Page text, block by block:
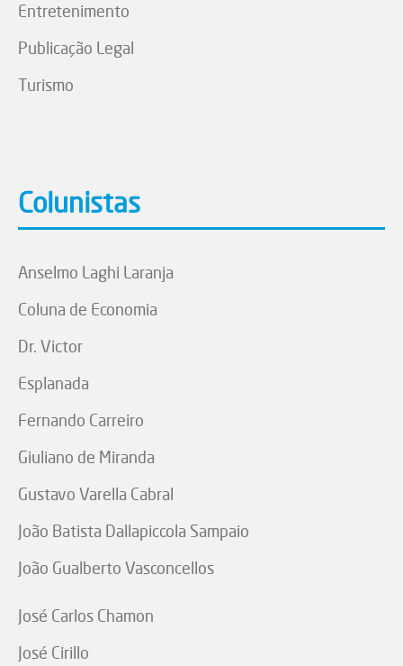
Entretenimento
Publicação Legal
Turismo
Colunistas
Anselmo Laghi Laranja
Coluna de Economia
Dr. Victor
Esplanada
Fernando Carreiro
Giuliano de Miranda
Gustavo Varella Cabral
João Batista Dallapiccola Sampaio
João Gualberto Vasconcellos
José Carlos Chamon
José Cirillo